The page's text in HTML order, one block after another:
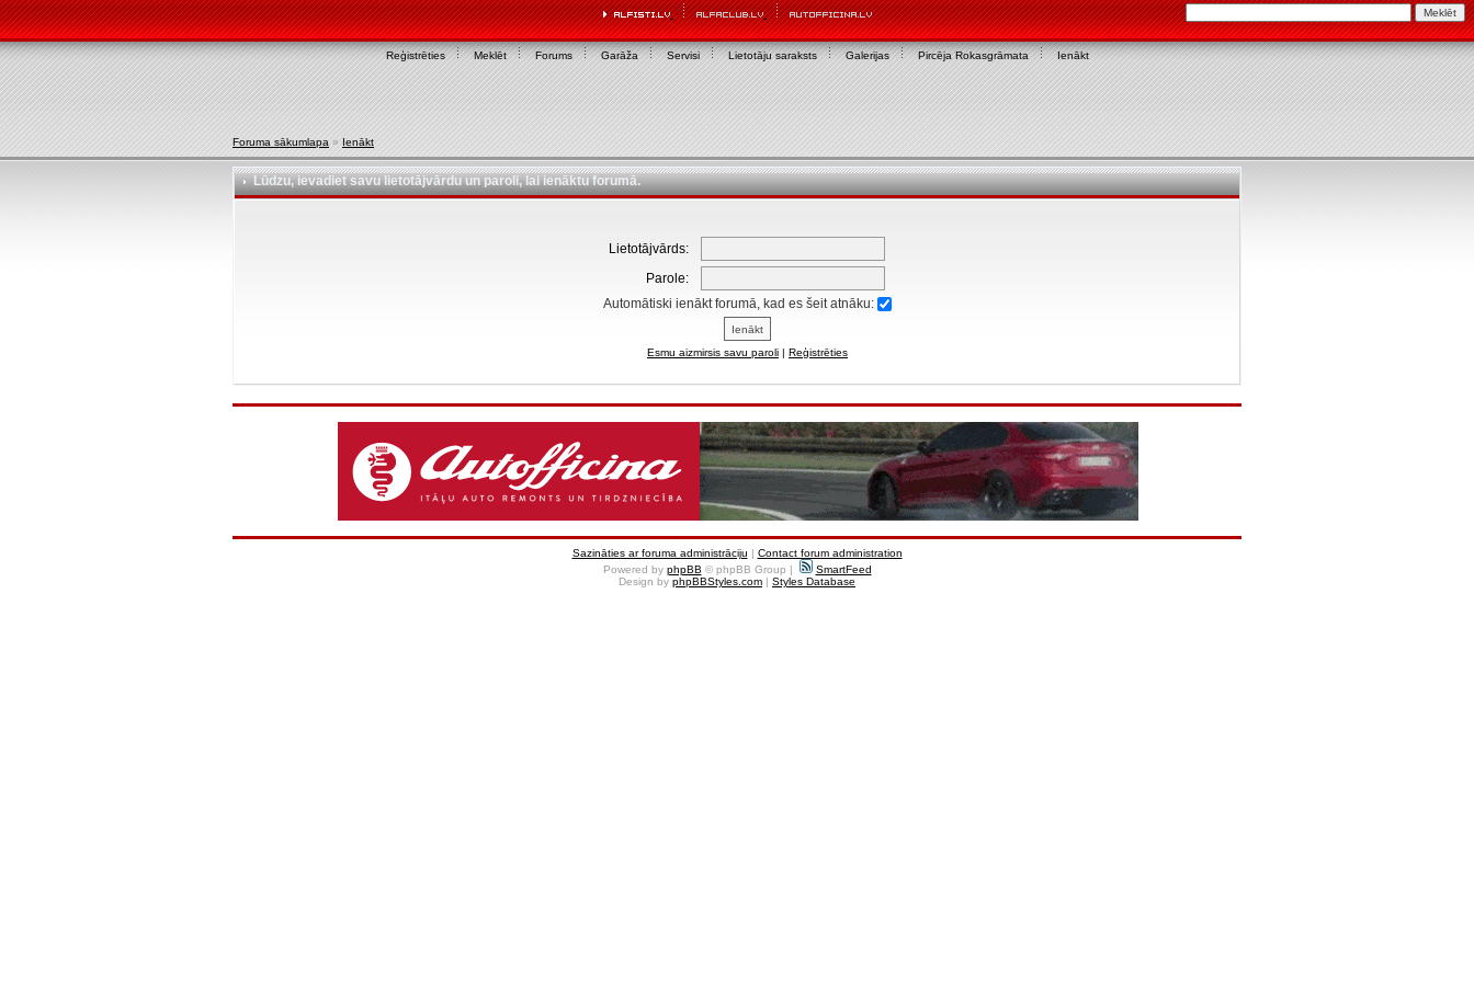
Reģistrēties Meklēt Forums Garāža Servisi Lietotāju saraksts Galerijas Pircēja Rokasgrāmata Ienākt
Foruma sākumlapa » Ienākt
Lūdzu, ievadiet savu lietotājvārdu un paroli, lai ienāktu forumā.
Lietotājvārds:
Parole:
Automātiski ienākt forumā, kad es šeit atnāku:
Esmu aizmirsis savu paroli | Reģistrēties
Sazināties ar foruma administrāciju | Contact forum administration
Powered by phpBB © phpBB Group |
SmartFeed
Design by phpBBStyles.com | Styles Database